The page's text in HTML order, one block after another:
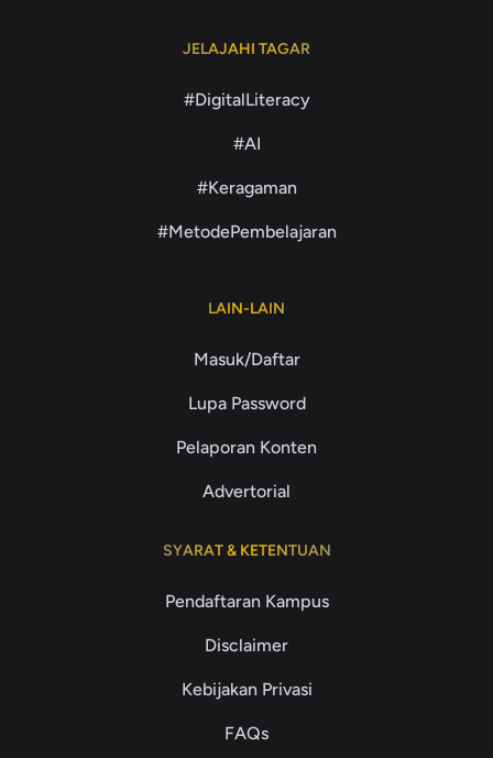
JELAJAHI TAGAR
#DigitalLiteracy
#AI
#Keragaman
#MetodePembelajaran
LAIN-LAIN
Masuk/Daftar
Lupa Password
Pelaporan Konten
Advertorial
SYARAT & KETENTUAN
Pendaftaran Kampus
Disclaimer
Kebijakan Privasi
FAQs